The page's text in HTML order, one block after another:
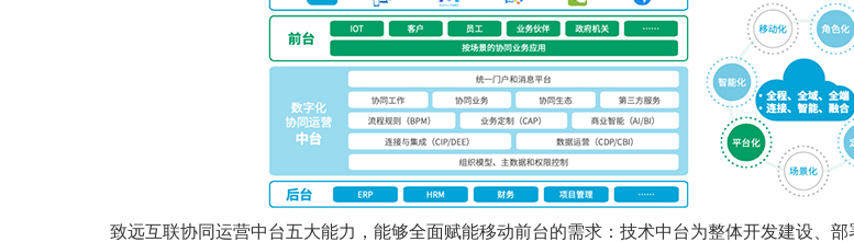
致远互联协同运营中台五大能力，能够全面赋能移动前台的需求：技术中台为整体开发建设、